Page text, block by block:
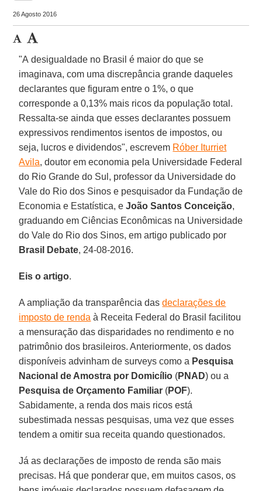
26 Agosto 2016
"A desigualdade no Brasil é maior do que se
imaginava, com uma discrepância grande daqueles
declarantes que figuram entre o 1%, o que
corresponde a 0,13% mais ricos da população total.
Ressalta-se ainda que esses declarantes possuem
expressivos rendimentos isentos de impostos, ou
seja, lucros e dividendos", escrevem Róber Iturriet
Avila, doutor em economia pela Universidade Federal
do Rio Grande do Sul, professor da Universidade do
Vale do Rio dos Sinos e pesquisador da Fundação de
Economia e Estatística, eJoão Santos Conceição,
graduando em Ciências Econômicas na Universidade
do Vale do Rio dos Sinos, em artigo publicado por
Brasil Debate, 24-08-2016.
Eis o artigo.
A ampliação da transparência dasdeclarações de
imposto de renda à Receita Federal do Brasil facilitou
a mensuração das disparidades no rendimento e no
patrimônio dos brasileiros. Anteriormente, os dados
disponíveis advinham de surveys como a Pesquisa
Nacional de Amostra por Domicílio (PNAD) ou a
Pesquisa de Orçamento Familiar (POF).
Sabidamente, a renda dos mais ricos está
subestimada nessas pesquisas, uma vez que esses
tendem a omitir sua receita quando questionados.
Já as declarações de imposto de renda são mais
precisas. Há que ponderar que, em muitos casos, os